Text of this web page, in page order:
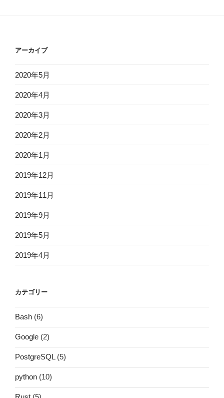
アーカイブ
2020年5月
2020年4月
2020年3月
2020年2月
2020年1月
2019年12月
2019年11月
2019年9月
2019年5月
2019年4月
カテゴリー
Bash (6)
Google (2)
PostgreSQL(5)
python (10)